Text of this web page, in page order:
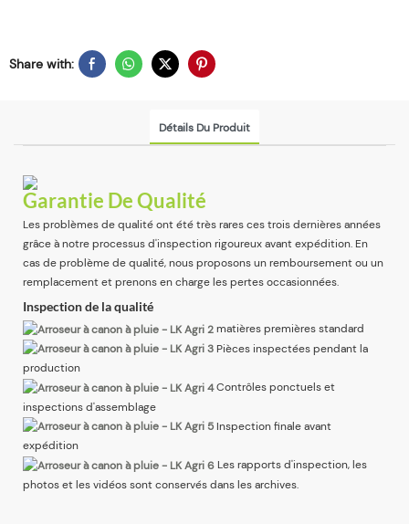
Share with:
Détails Du Produit
Garantie De Qualité
Les problèmes de qualité ont été très rares ces trois dernières années
grâce à notre processus d'inspection rigoureux avant expédition. En
cas de problème de qualité, nous proposons un remboursement ou un
remplacement et prenons en charge les pertes occasionnées.
Inspection de la qualité
matières premières standard
Pièces inspectées pendant la
production
Contrôles ponctuels et
inspections d'assemblage
Inspection finale avant
expédition
Les rapports d'inspection, les
photos et les vidéos sont conservés dans les archives.